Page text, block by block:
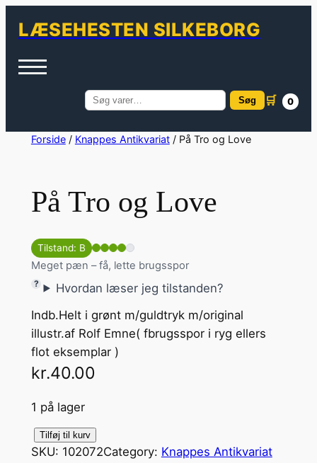
LÆSEHESTEN SILKEBORG
Søg
Søg 🛒 0
SpringForside/ Knappes Antikvariat/ På Tro og Love
På Tro og Love
Tilstand: B
Meget pæn – få, lette brugsspor
Hvordan læser jeg tilstanden?
Indb.Helt i grønt m/guldtryk m/original
illustr.af Rolf Emne( fbrugsspor i ryg ellers
flot eksemplar )
kr.40.00
1 på lager
å
Tilføj til kurv
SKU: 102072Category: Knappes Antikvariat